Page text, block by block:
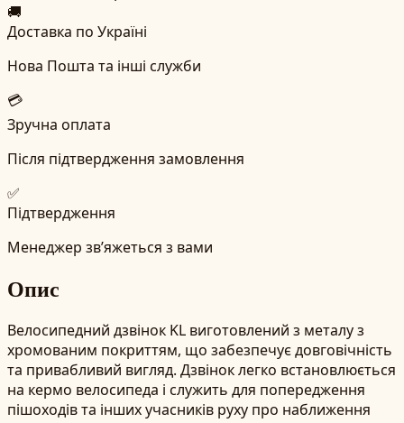
🚚
Доставка по Україні
Нова Пошта та інші служби
💳
Зручна оплата
Після підтвердження замовлення
✅
Підтвердження
Менеджер зв’яжеться з вами
Опис
Велосипедний дзвінок KL виготовлений з металу з
хромованим покриттям, що забезпечує довговічність
та привабливий вигляд. Дзвінок легко встановлюється
на кермо велосипеда і служить для попередження
пішоходів та інших учасників руху про наближення